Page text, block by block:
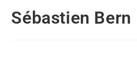
Sébastien Bern